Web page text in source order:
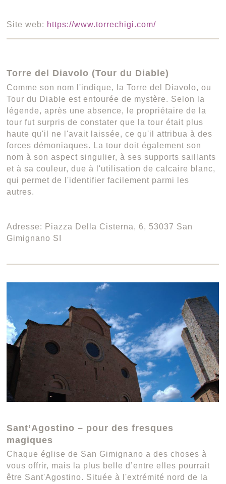
Site web: https://www.torrechigi.com/
Torre del Diavolo (Tour du Diable)
Comme son nom l'indique, la Torre del Diavolo, ou
Tour du Diable est entourée de mystère. Selon la
légende, après une absence, le propriétaire de la
tour fut surpris de constater que la tour était plus
haute qu'il ne l'avait laissée, ce qu'il attribua à des
forces démoniaques. La tour doit également son
nom à son aspect singulier, à ses supports saillants
et à sa couleur, due à l'utilisation de calcaire blanc,
qui permet de l'identifier facilement parmi les
autres.
Adresse: Piazza Della Cisterna, 6, 53037 San
Gimignano SI
Sant’Agostino – pour des fresques
magiques
Chaque église de San Gimignano a des choses à
vous offrir, mais la plus belle d’entre elles pourrait
être Sant'Agostino. Située à l'extrémité nord de la